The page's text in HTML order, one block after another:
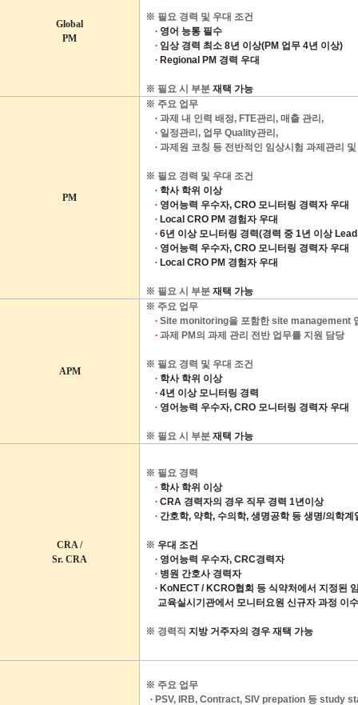
Global
PM
※ 필요 경력 및 우대 조건
∙ 영어 능통 필수
∙ 임상 경력 최소8년 이상(PM 업무4년 이상)
∙ Regional PM 경력 우대
※ 필요 시 부분 재택 가능
PM
※ 주요 업무
∙ 과제 내 인력 배정, FTE관리, 매출 관리,
∙ 일정관리, 업무 Quality관리,
∙ 과제원 코칭 등 전반적인 임상시험 과제관리
※ 필요 경력 및 우대 조건
∙ 학사 학위 이상
∙ 영어능력 우수자, CRO 모니터링 경력자 우대
∙ Local CRO PM 경험자 우대
∙ 6년 이상 모니터링 경력(경력 중1년 이상Lead
∙ 영어능력 우수자, CRO 모니터링 경력자 우대
∙ Local CRO PM 경험자 우대
※ 필요 시 부분 재택 가능
APM
※ 주요 업무
∙ Site monitoring을 포함한 site management
∙ 과제 PM의 과제 관리 전반 업무를 지원 담당
※ 필요 경력 및 우대 조건
∙ 학사 학위 이상
∙ 4년 이상 모니터링 경력
∙ 영어능력 우수자, CRO 모니터링 경력자 우대
※ 필요 시 부분 재택 가능
CRA /
Sr. CRA
※ 필요 경력
∙ 학사 학위 이상
∙ CRA 경력자의 경우 직무 경력 1년이상
∙ 간호학, 약학, 수의학, 생명공학 등 생명/의학계
※ 우대 조건
∙ 영어능력 우수자, CRC경력자
∙ 병원 간호사 경력자
∙ KoNECT / KCRO협회 등 식약처에서 지정된
교육실시기관에서 모니터요원 신규자 과정 이
※ 경력직지방 거주자의 경우 재택 가능
※ 주요 업무
∙ PSV, IRB, Contract, SIV prepation 등 study